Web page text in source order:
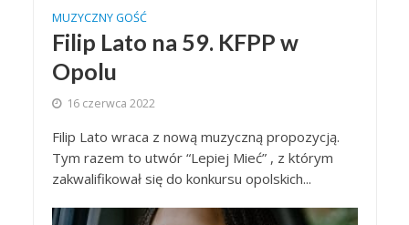
MUZYCZNY GOŚĆ
Filip Lato na 59. KFPP w
Opolu
16 czerwca 2022
Filip Lato wraca z nową muzyczną propozycją.
Tym razem to utwór “Lepiej Mieć” , z którym
zakwalifikował się do konkursu opolskich...